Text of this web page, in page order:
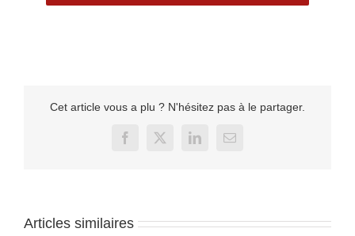
Cet article vous a plu ? N'hésitez pas à le partager.
Facebook
X LinkedInEmail
Articles similaires